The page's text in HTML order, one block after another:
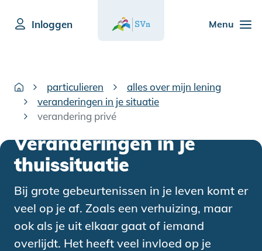
Menu
Inloggen
particulieren
alles over mijn lening
veranderingen in je situatie
verandering privé
Veranderingen in je
thuissituatie
Bij grote gebeurtenissen in je leven komt er
veel op je af. Zoals een verhuizing, maar
ook als je uit elkaar gaat of iemand
overlijdt. Het heeft veel invloed op je